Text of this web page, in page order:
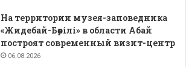
На территории музея-заповедника
«Жидебай-Бөрілі» в области Абай
построят современный визит-центр
06.08.2026